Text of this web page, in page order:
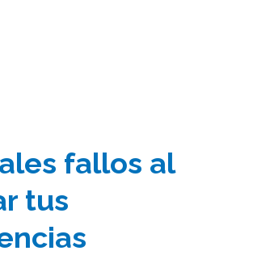
fallos al
tus